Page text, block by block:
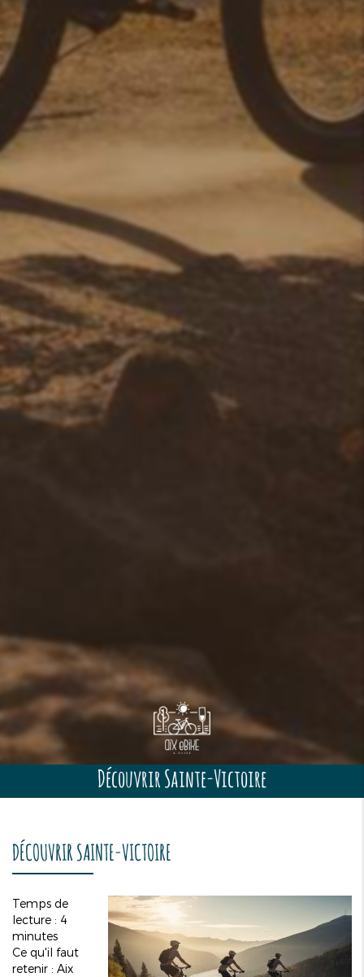
Découvrir Sainte-Victoire
DÉCOUVRIR SAINTE-VICTOIRE
Temps de
lecture : 4
minutes
Ce qu'il faut
retenir : Aix